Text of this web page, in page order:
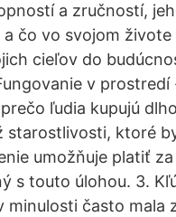
a zručností,
čo vo svojom živote
cieľov do
v
ľudia kupujú
ktoré
umožňuje platiť
s touto úlohou. 3.
často mala